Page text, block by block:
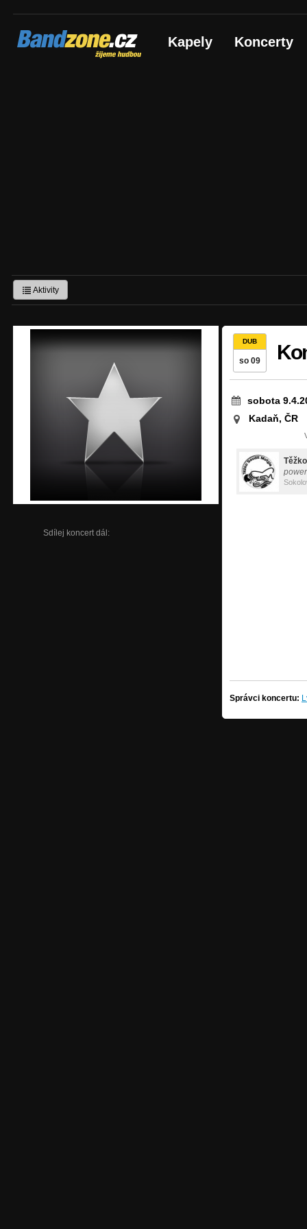
Bandzone.cz
žijeme hudbou Kapely Koncerty
Aktivity
Sdílej koncert dál:
DUB
so 09
sobota
Kadaň, ČR
Správci koncertu: